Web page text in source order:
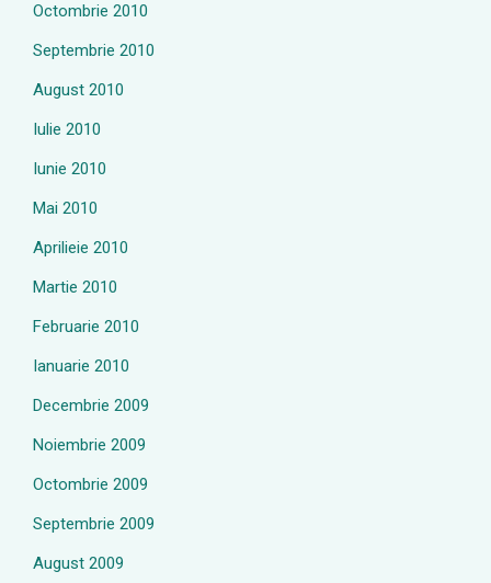
Octombrie 2010
Septembrie 2010
August 2010
Iulie 2010
Iunie 2010
Mai 2010
Aprilieie 2010
Martie 2010
Februarie 2010
Ianuarie 2010
Decembrie 2009
Noiembrie 2009
Octombrie 2009
Septembrie 2009
August 2009